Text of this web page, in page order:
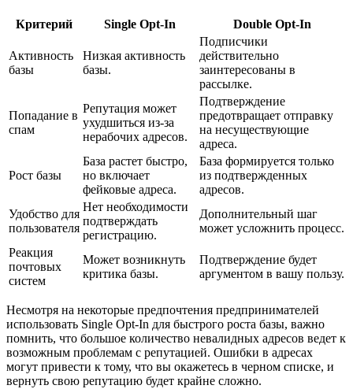
Критерий Single Opt-In Double Opt-In
Активность
базы
Низкая активность
базы.
Подписчики
действительно
заинтересованы в
рассылке.
Попадание в
спам
Репутация может
ухудшиться из-за
нерабочих адресов.
Подтверждение
предотвращает отправку
на несуществующие
адреса.
Рост базы
База растет быстро,
но включает
фейковые адреса.
База формируется только
из подтвержденных
адресов.
Удобство для
пользователя
Нет необходимости
подтверждать
регистрацию.
Дополнительный шаг
может усложнить процесс.
Реакция
почтовых
систем
Может возникнуть
критика базы.
Подтверждение будет
аргументом в вашу пользу.
Несмотря на некоторые предпочтения предпринимателей
использовать Single Opt-In для быстрого роста базы, важно
помнить, что большое количество невалидных адресов ведет к
возможным проблемам с репутацией. Ошибки в адресах
могут привести к тому, что вы окажетесь в черном списке, и
вернуть свою репутацию будет крайне сложно.